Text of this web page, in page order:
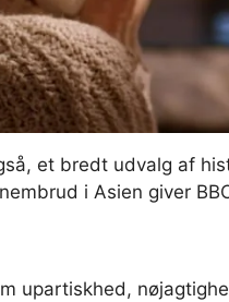
et bredt udvalg af
i Asien giver
upartiskhed,